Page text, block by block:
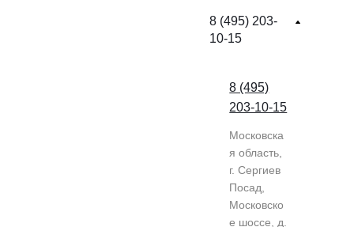
8 (495) 203-
10-15
8 (495)
203-10-15
Московска
я область,
г. Сергиев
Посад,
Московско
е шоссе, д.